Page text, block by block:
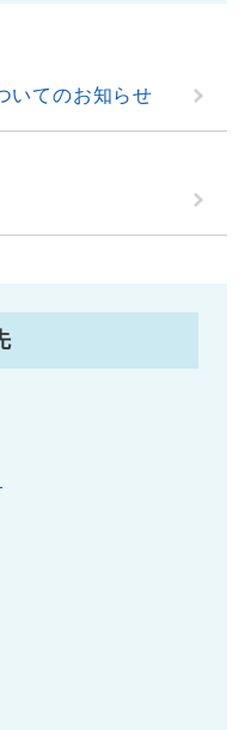
いてのお知らせ